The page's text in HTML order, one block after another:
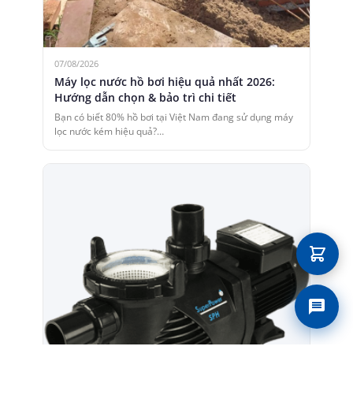
07/08/2026
Máy lọc nước hồ bơi hiệu quả nhất 2026:
Hướng dẫn chọn & bảo trì chi tiết
Bạn có biết 80% hồ bơi tại Việt Nam đang sử dụng máy
lọc nước kém hiệu quả?…
Liên